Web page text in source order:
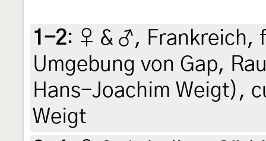
1-2: ♀ & ♂, Frankreich,
Umgebung von Gap,
Hans-Joachim Weigt),
Weigt